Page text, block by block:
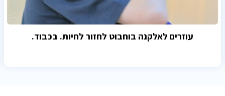
עוזרים לאלקנה בוחבוט לחזור לחיות. בכבוד.